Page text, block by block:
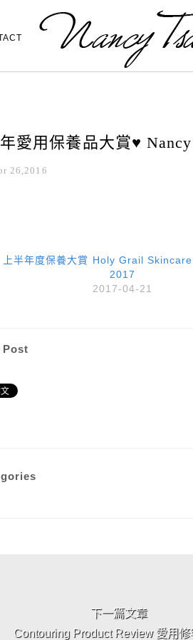
愛用保養品大賞♥ Nancy
26,2016
上半年度保養大賞 Holy Grail
2017
2017-04-21
Post
下一篇文章
Contouring Product Review 愛用修